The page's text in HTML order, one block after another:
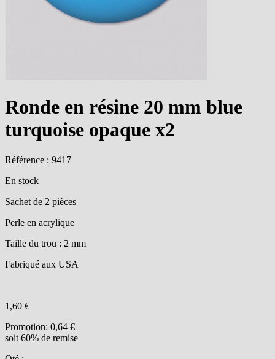
Ronde en résine 20 mm blue
turquoise opaque x2
Référence : 9417
En stock
Sachet de 2 pièces
Perle en acrylique
Taille du trou : 2 mm
Fabriqué aux USA
1,60 €
Promotion: 0,64 €
soit 60% de remise